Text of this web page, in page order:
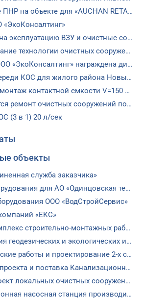
Завершение ПНР на объекте для «AUCHAN RETAIL»
Принимает на эксплуатацию ВЗУ и очистные сооружения коттеджных поселков
Проектирование технологии очистных сооружений в соответствии с требованиями НДТ (ИТС 10-2019)
Компания ООО «ЭкоКонсалтинг» награждена дипломом «EcoWorld»
Запуск 4 очереди КОС для жилого района Новые Ватутинки!
Поставка и монтаж контактной емкости V=150 куб для КОС пос. ВНИИССОК
Продолжается ремонт очистных сооружений пос. ВНИИССОК
(3 в 1) 20 л/сек
объекты
служба заказчика»
Монтаж оборудования для АО «Одинцовская теплосеть»
ООО «ВодСтройСервис»
«ЕКС»
Полный комплекс строительно-монтажных работ по реконструкции объекта для ООО «ОСЗ»
Актуализация геодезических и экологических изысканий, прохождение экспертизы для ООО «ОСЗ»
Изыскательские работы и проектирование 2-х стадий для Управляющая Компании «Джи Пи Ай»
Разработка проекта и поставка Канализационной насосной станции производительностью 283 куб/час для ЖК «Одинбург» (заказчик ООО «РАПО»)
Рабочий проект локальных очистных сооружений контейнерного типа «ПОД КЛЮЧ» производительностью 300 куб/сутки (заказчик ОАО «Фацер»)
Канализационная насосная станция производительностью 50 куб/час для КП Кронбург (заказчик ЗАО «СУ-111»)